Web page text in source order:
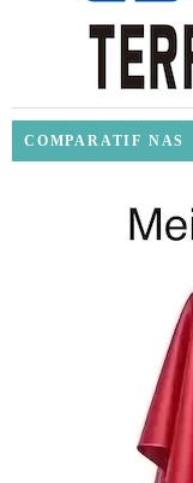
COMPARATIF NAS